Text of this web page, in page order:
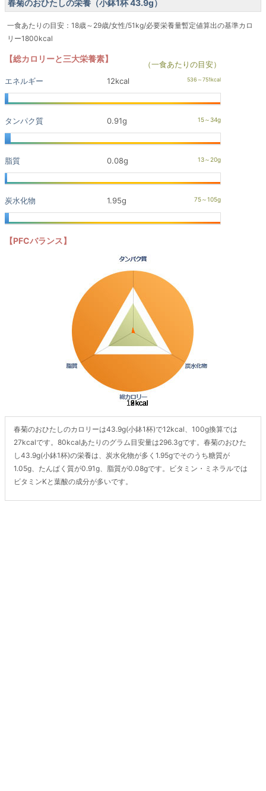
春菊のおひたしの栄養（小鉢1杯 43.9g）
一食あたりの目安：18歳～29歳/女性/51kg/必要栄養量暫定値算出の基準カロ
リー1800kcal
【総カロリーと三大栄養素】
（一食あたりの目安）
エネルギー
12kcal
タンパク質 0.91g
脂質 0.08g
炭水化物 1.95g
【PFCバランス】
春菊のおひたしのカロリーは43.9g(小鉢1杯)で12kcal、100g換算では
27kcalです。80kcalあたりのグラム目安量は296.3gです。春菊のおひた
し43.9g(小鉢1杯)の栄養は、炭水化物が多く1.95gでそのうち糖質が
1.05g、たんぱく質が0.91g、脂質が0.08gです。ビタミン・ミネラルでは
ビタミンKと葉酸の成分が多いです。